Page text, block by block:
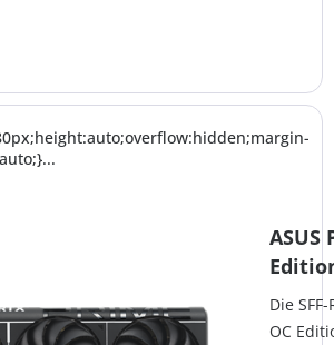
ASUS
Die
OC